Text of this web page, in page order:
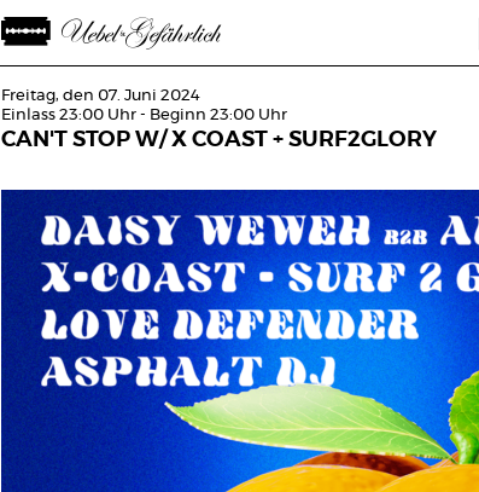
Freitag, den 07. Juni 2024
Einlass 23:00 Uhr - Beginn 23:00 Uhr
CAN'T STOP W/ X COAST + SURF2GLORY